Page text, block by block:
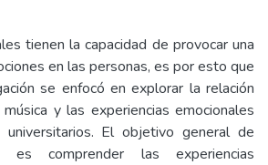
tienen la capacidad de provocar una
en las personas, es por esto que
se enfocó en explorar la relación
y las experiencias emocionales
El objetivo general de
es comprender las experiencias